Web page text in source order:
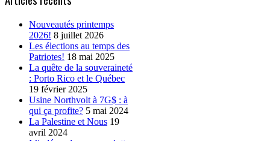
Nouveautés printemps
2026! 8 juillet 2026
Les élections au temps des
Patriotes! 18 mai 2025
La quête de la souveraineté
: Porto Rico et le Québec
19 février 2025
Usine Northvolt à 7G$ : à
qui ça profite? 5 mai 2024
La Palestine et Nous 19
avril 2024